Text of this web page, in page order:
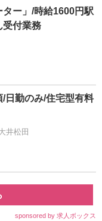
ー」/時給1600円駅
受付業務
/日勤のみ/住宅型有料
井松田
sponsored by 求人ボックス